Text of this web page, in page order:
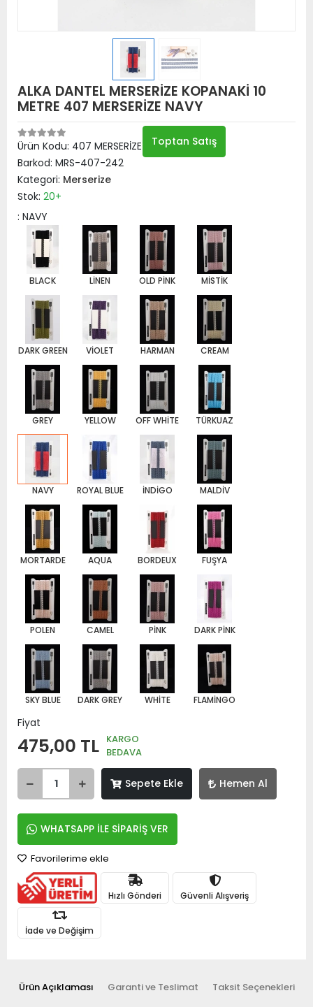
ALKA DANTEL MERSERİZE KOPANAKİ 10
METRE 407 MERSERİZE NAVY
Ürün Kodu: 407 MERSERİZE NAVY
Barkod: MRS-407-242
Kategori: Merserize
Stok: 20+
: NAVY
BLACK LİNEN OLD PİNK MİSTİK
DARK GREEN VİOLET HARMAN CREAM
GREY YELLOW OFF WHİTE TÜRKUAZ
NAVY ROYAL BLUE İNDİGO MALDİV
MORTARDE AQUA BORDEUX FUŞYA
POLEN CAMEL PİNK DARK PİNK
SKY BLUE DARK GREY WHİTE FLAMİNGO
Fiyat
475,00 TL KARGO
BEDAVA
Sepete Ekle Hemen Al
WHATSAPP İLE SİPARİŞ VER
Toptan Satış
Favorilerime ekle
Hızlı Gönderi Güvenli Alışveriş
İade ve Değişim
Ürün Açıklaması Garanti ve Teslimat Taksit Seçenekleri